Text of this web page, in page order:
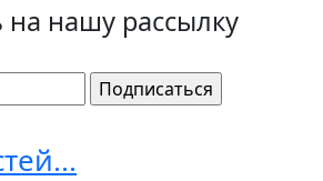
нашу рассылку